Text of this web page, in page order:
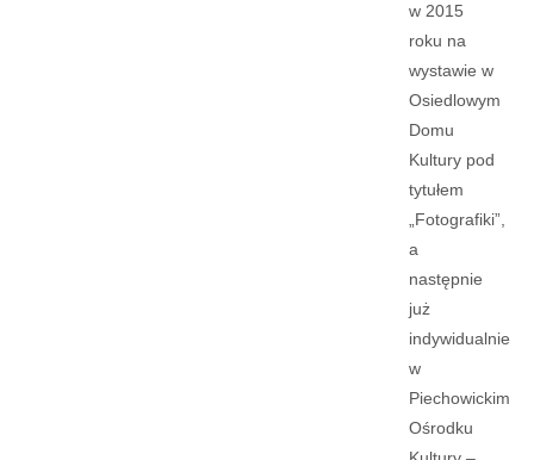
w 2015
roku na
wystawie w
Osiedlowym
Domu
Kultury pod
tytułem
„Fotografiki”,
a
następnie
już
indywidualnie
w
Piechowickim
Ośrodku